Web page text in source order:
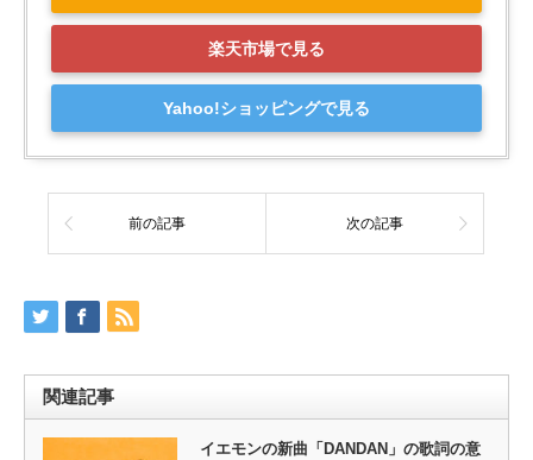
楽天市場で見る
Yahoo!ショッピングで見る
前の記事 次の記事
関連記事
イエモンの新曲「DANDAN」の歌詞の意